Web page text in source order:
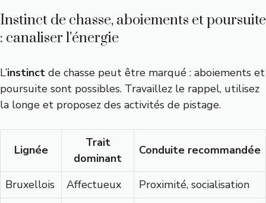
Instinct de chasse, aboiements et poursuite
: canaliser l’énergie
L’instinct de chasse peut être marqué : aboiements et
poursuite sont possibles. Travaillez le rappel, utilisez
la longe et proposez des activités de pistage.
Lignée
Trait
dominant
Conduite recommandée
Bruxellois Affectueux Proximité, socialisation